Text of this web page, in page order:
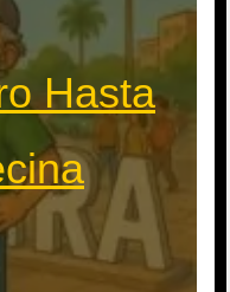
Hasta